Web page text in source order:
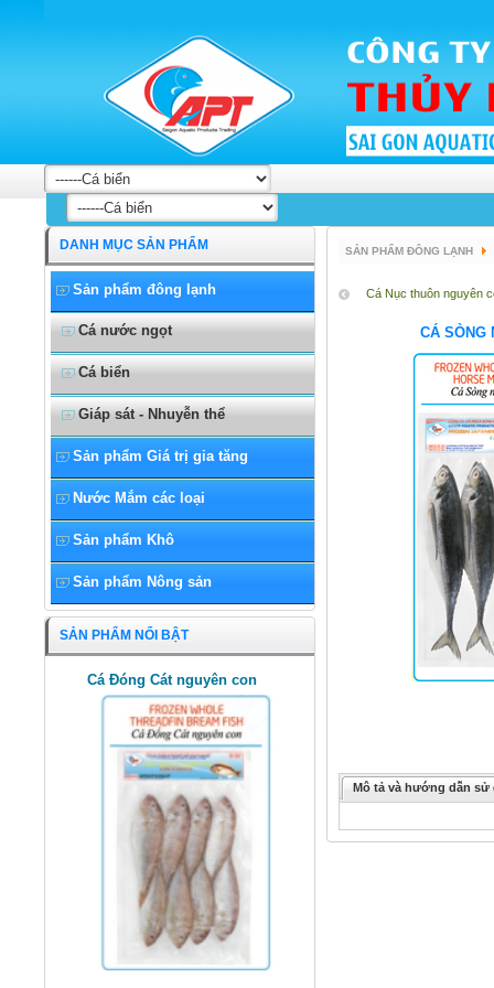
SẢN PHẨM ĐÔNG LẠNH
Cá Nục thuôn nguyên
CÁ SÒNG
Mô tả và hướng dẫn sử
DANH MỤC SẢN PHẨM
Sản phẩm đông lạnh
Cá nước ngọt
Cá biển
Giáp sát - Nhuyễn thể
Sản phẩm Giá trị gia tăng
Nước Mắm các loại
Sản phẩm Khô
Sản phẩm Nông sản
SẢN PHẨM NỔI BẬT
Cá Đóng Cát nguyên con